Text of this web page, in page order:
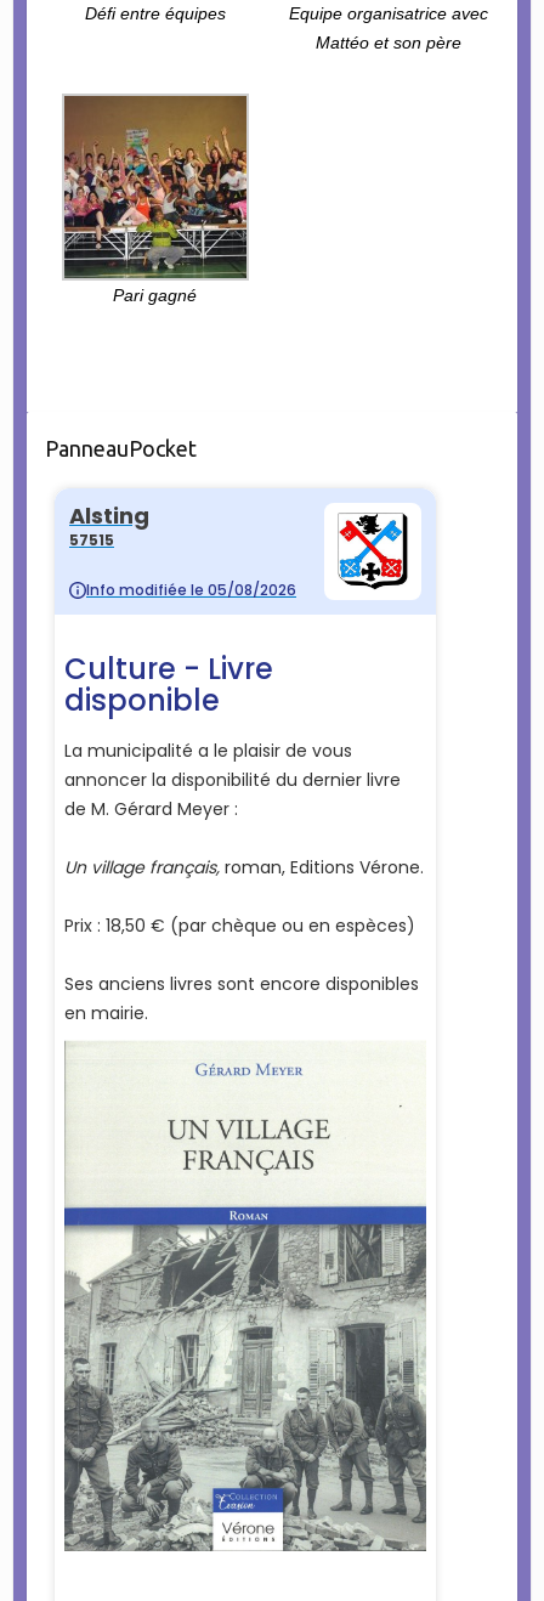
Défi entre équipes
Equipe organisatrice avec
Mattéo et son père
Pari gagné
PanneauPocket